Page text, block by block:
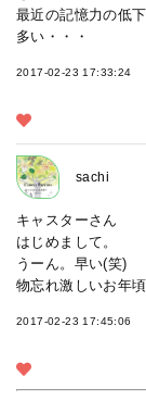
最近の記憶力の低
多い・・・
2017-02-23 17:33:24
sachi
キャスターさん
はじめまして。
うーん。早い(笑)
物忘れ激しいお年頃
2017-02-23 17:45:06